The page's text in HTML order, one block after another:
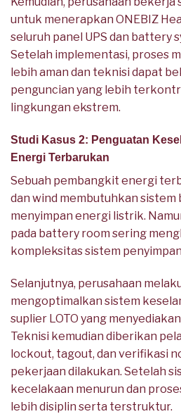
untuk menerapkan ONEBIZ
seluruh panel UPS dan battery
Setelah implementasi, proses
lebih aman dan teknisi dapat
penguncian yang lebih
lingkungan ekstrem.
Studi Kasus 2: Penguatan
Energi Terbarukan
Sebuah pembangkit energi
dan wind membutuhkan
menyimpan energi listrik.
pada battery room sering
kompleksitas sistem
Selanjutnya, perusahaan
mengoptimalkan sistem
suplier LOTO yang
Teknisi kemudian diberikan
lockout, tagout, dan verifikasi
pekerjaan dilakukan. Setelah
kecelakaan menurun dan
lebih disiplin serta terstruktur.